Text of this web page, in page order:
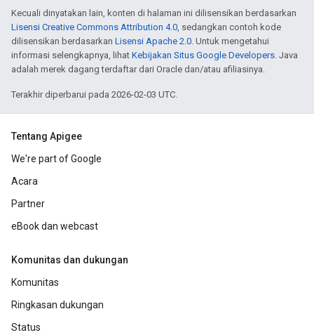
Kecuali dinyatakan lain, konten di halaman ini dilisensikan berdasarkan
Lisensi Creative Commons Attribution 4.0, sedangkan contoh kode
dilisensikan berdasarkan Lisensi Apache 2.0. Untuk mengetahui
informasi selengkapnya, lihat Kebijakan Situs Google Developers. Java
adalah merek dagang terdaftar dari Oracle dan/atau afiliasinya.
Terakhir diperbarui pada 2026-02-03 UTC.
Tentang Apigee
We're part of Google
Acara
Partner
eBook dan webcast
Komunitas dan dukungan
Komunitas
Ringkasan dukungan
Status